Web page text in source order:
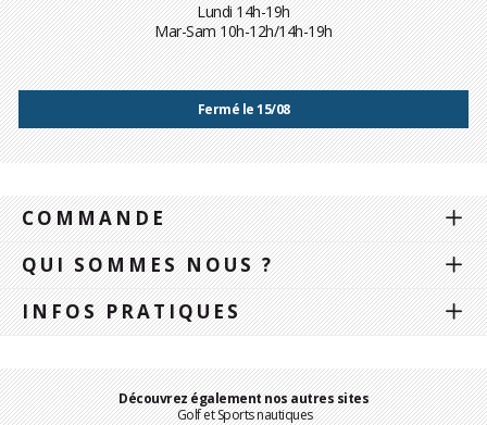
Lundi 14h-19h
Mar-Sam 10h-12h/14h-19h
Fermé le 15/08
COMMANDE
QUI SOMMES NOUS ?
INFOS PRATIQUES
Découvrez également nos autres sites
Golf et Sports nautiques